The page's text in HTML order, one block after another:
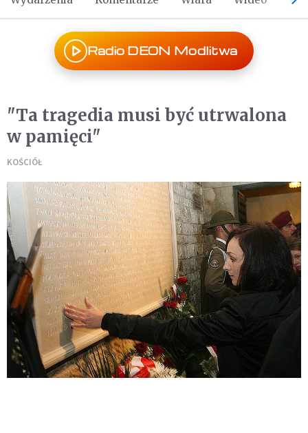
Radio DEON Modlitwa
"Ta tragedia musi być utrwalona
w pamięci"
KOŚCIÓŁ